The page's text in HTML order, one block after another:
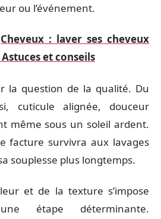
ou l’événement.
Cheveux : laver ses cheveux
et conseils
la question de la qualité. Du
cuticule alignée, douceur
même sous un soleil ardent.
facture survivra aux lavages
souplesse plus longtemps.
et de la texture s’impose
étape déterminante.